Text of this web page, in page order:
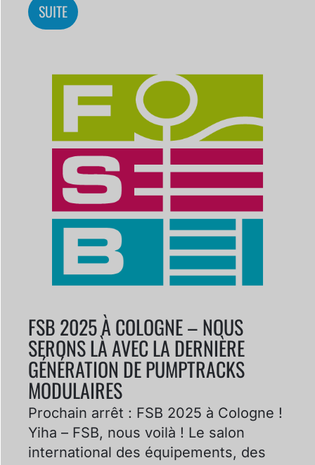
SUITE
FSB 2025 À COLOGNE – NOUS
SERONS LÀ AVEC LA DERNIÈRE
GÉNÉRATION DE PUMPTRACKS
MODULAIRES
Prochain arrêt : FSB 2025 à Cologne !
Yiha – FSB, nous voilà ! Le salon
international des équipements, des